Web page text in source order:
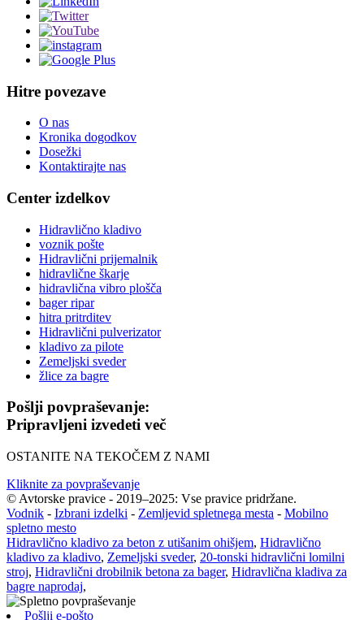
Hitre povezave
O nas
Kronika dogodkov
Dosežki
Kontaktirajte nas
Center izdelkov
Hidravlično kladivo
voznik pošte
Hidravlični prijemalnik
hidravlične škarje
hidravlična vibro plošča
bager ripar
hitra pritrditev
Hidravlični pulverizator
kladivo za pilote
Zemeljski sveder
žlice za bagre
Pošlji povpraševanje:
Pripravljeni izvedeti več
OSTANITE NA TEKOČEM Z NAMI
Kliknite za povpraševanje
© Avtorske pravice - 2019–2025: Vse pravice pridržane.
Vodnik - Izbrani izdelki - Zemljevid spletnega mesta - Mobilno
spletno mesto
Hidravlično kladivo za beton z utišanim ohišjem, Hidravlično
kladivo za kladivo, Zemeljski sveder, 20-tonski hidravlični lomilni
stroj, Hidravlični drobilnik betona za bager, Hidravlična kladiva za
bagre naprodaj,
Pošlji e-pošto